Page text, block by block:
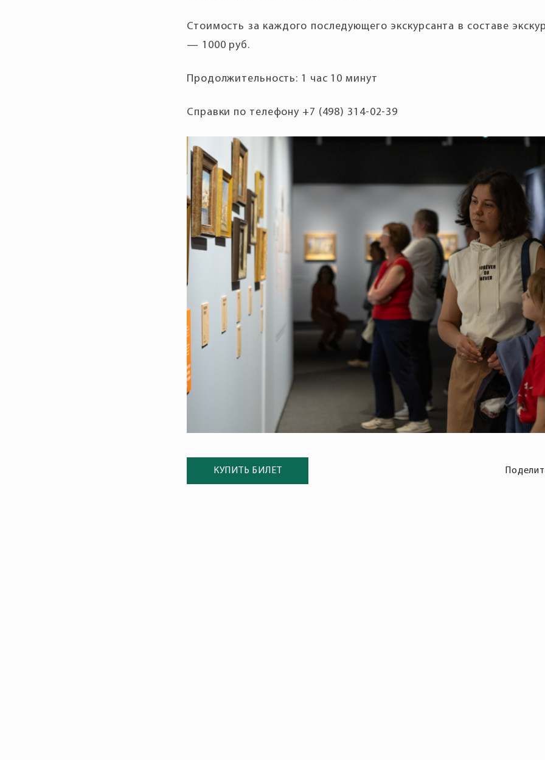
Стоимость за каждого последующего экскурсанта в составе
— 1000 руб.
Продолжительность: 1 час 10 минут
Справки по телефону +7 (498) 314-02-39
КУПИТЬ БИЛЕТ